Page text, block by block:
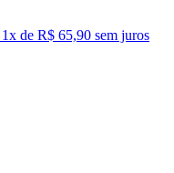
1x de R$ 65,90 sem juros